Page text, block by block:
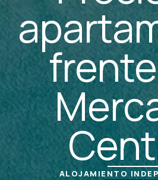
ALOJAMIENTO